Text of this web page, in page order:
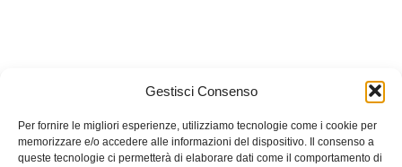
Gestisci Consenso
Per fornire le migliori esperienze, utilizziamo tecnologie come i cookie per
memorizzare e/o accedere alle informazioni del dispositivo. Il consenso a
queste tecnologie ci permetterà di elaborare dati come il comportamento di